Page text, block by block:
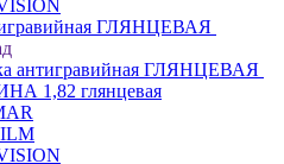
ГЛЯНЦЕВАЯ
антигравийная ГЛЯНЦЕВАЯ
1,82 глянцевая